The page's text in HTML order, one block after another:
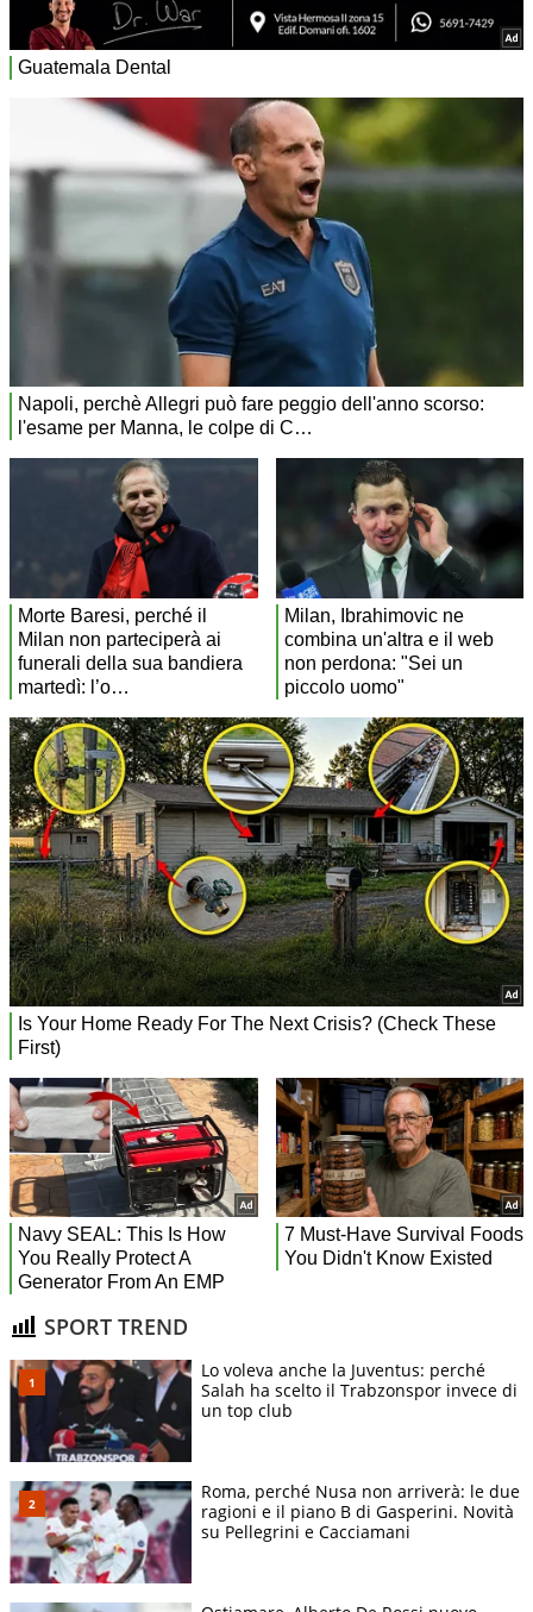
SPORT TREND
Lo voleva anche la Juventus: perché
Salah ha scelto il Trabzonspor invece di
un top club
Roma, perché Nusa non arriverà: le due
ragioni e il piano B di Gasperini. Novità
su Pellegrini e Cacciamani